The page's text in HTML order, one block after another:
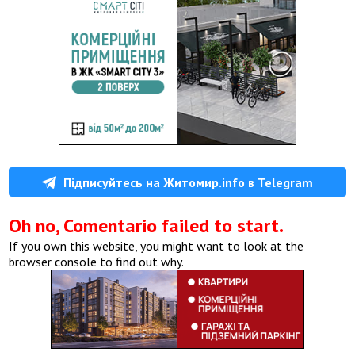
Підписуйтесь на Житомир.info в Telegram
Oh no, Comentario failed to start.
If you own this website, you might want to look at the
browser console to find out why.